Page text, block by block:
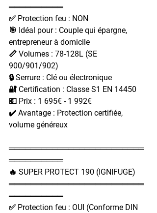
══════════
✅ Protection feu : NON
🎯 Idéal pour : Couple qui épargne,
entrepreneur à domicile
📏 Volumes : 78-128L (SE
900/901/902)
🔒 Serrure : Clé ou électronique
🔐 Certification : Classe S1 EN 14450
💶 Prix : 1 695€ - 1 992€
✔️ Avantage : Protection certifiée,
volume généreux
═════════════════════════
══════════
🔥 SUPER PROTECT 190 (IGNIFUGE)
═════════════════════════
══════════
✅ Protection feu : OUI (Conforme DIN